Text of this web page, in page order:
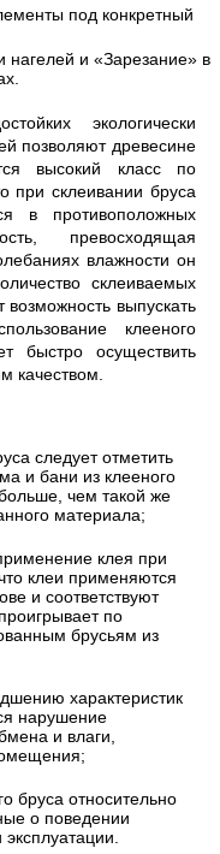
под конкретный
нагелей и «Зарезание» в
экологически
позволяют древесине
высокий класс по
при склеивании бруса
в противоположных
превосходящая
влажности он
склеиваемых
выпускать
клееного
быстро осуществить
качеством.
следует отметить
и бани из клееного
чем такой же
материала;
клея при
клеи применяются
и соответствуют
по
брусьям из
характеристик
нарушение
и влаги,
бруса относительно
о поведении